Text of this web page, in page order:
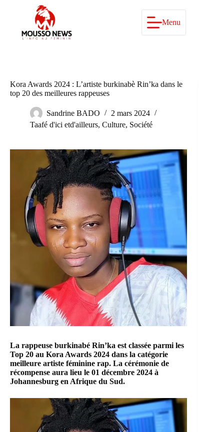
Menu
Kora Awards 2024 : L’artiste burkinabè Rin’ka dans le
top 20 des meilleures rappeuses
Sandrine BADO
2 mars 2024
Taafé d'ici etd'ailleurs, Culture, Société
La rappeuse burkinabé Rin’ka est classée parmi les
Top 20 au Kora Awards 2024 dans la catégorie
meilleure artiste féminine rap. La cérémonie de
récompense aura lieu le 01 décembre 2024 à
Johannesburg en Afrique du Sud.